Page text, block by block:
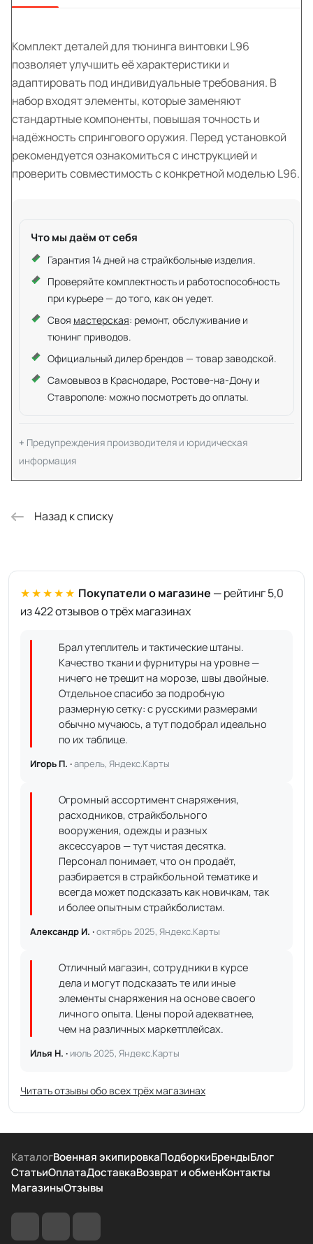
Комплект деталей для тюнинга винтовки L96
позволяет улучшить её характеристики и
адаптировать под индивидуальные требования. В
набор входят элементы, которые заменяют
стандартные компоненты, повышая точность и
надёжность спрингового оружия. Перед установкой
рекомендуется ознакомиться с инструкцией и
проверить совместимость с конкретной моделью L96.
Что мы даём от себя
Гарантия 14 дней на страйкбольные изделия.
Проверяйте комплектность и работоспособность
при курьере — до того, как он уедет.
Своя мастерская: ремонт, обслуживание и
тюнинг приводов.
Официальный дилер брендов — товар заводской.
Самовывоз в Краснодаре, Ростове-на-Дону и
Ставрополе: можно посмотреть до оплаты.
Предупреждения производителя и юридическая
информация
Назад к списку
★★★★★ Покупатели о магазине — рейтинг 5,0
из 422 отзывов о трёх магазинах
Брал утеплитель и тактические штаны.
Качество ткани и фурнитуры на уровне —
ничего не трещит на морозе, швы двойные.
Отдельное спасибо за подробную
размерную сетку: с русскими размерами
обычно мучаюсь, а тут подобрал идеально
по их таблице.
Игорь П. ·апрель, Яндекс.Карты
Огромный ассортимент снаряжения,
расходников, страйкбольного
вооружения, одежды и разных
аксессуаров — тут чистая десятка.
Персонал понимает, что он продаёт,
разбирается в страйкбольной тематике и
всегда может подсказать как новичкам, так
и более опытным страйкболистам.
Александр И. ·октябрь 2025, Яндекс.Карты
Отличный магазин, сотрудники в курсе
дела и могут подсказать те или иные
элементы снаряжения на основе своего
личного опыта. Цены порой адекватнее,
чем на различных маркетплейсах.
Илья Н. · июль 2025, Яндекс.Карты
Читать отзывы обо всех трёх магазинах
КаталогВоенная экипировкаПодборкиБрендыБлог
СтатьиОплатаДоставкаВозврат и обменКонтакты
МагазиныОтзывы